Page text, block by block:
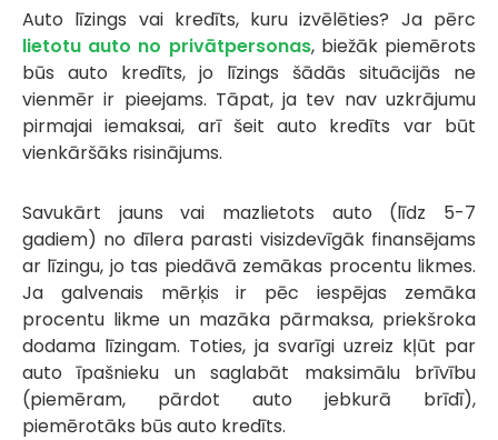
Auto līzings vai kredīts, kuru izvēlēties? Ja pērc
lietotu auto no privātpersonas, biežāk piemērots
būs auto kredīts, jo līzings šādās situācijās ne
vienmēr ir pieejams. Tāpat, ja tev nav uzkrājumu
pirmajai iemaksai, arī šeit auto kredīts var būt
vienkāršāks risinājums.
Savukārt jauns vai mazlietots auto (līdz 5-7
gadiem) no dīlera parasti visizdevīgāk finansējams
ar līzingu, jo tas piedāvā zemākas procentu likmes.
Ja galvenais mērķis ir pēc iespējas zemāka
procentu likme un mazāka pārmaksa, priekšroka
dodama līzingam. Toties, ja svarīgi uzreiz kļūt par
auto īpašnieku un saglabāt maksimālu brīvību
(piemēram, pārdot auto jebkurā brīdī),
piemērotāks būs auto kredīts.